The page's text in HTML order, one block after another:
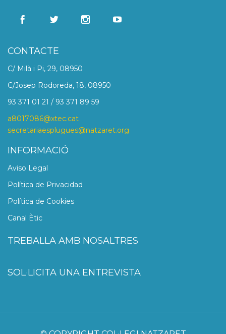
CONTACTE
C/ Milà i Pi, 29, 08950
C/Josep Rodoreda, 18, 08950
93 371 01 21 / 93 371 89 59
a8017086@xtec.cat
secretariaesplugues@natzaret.org
INFORMACIÓ
Aviso Legal
Política de Privacidad
Política de Cookies
Canal Ètic
TREBALLA AMB NOSALTRES
SOL·LICITA UNA ENTREVISTA